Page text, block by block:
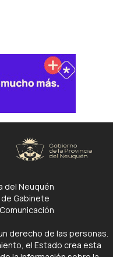
del Neuquén
Gabinete
derecho de las personas.
el Estado crea esta